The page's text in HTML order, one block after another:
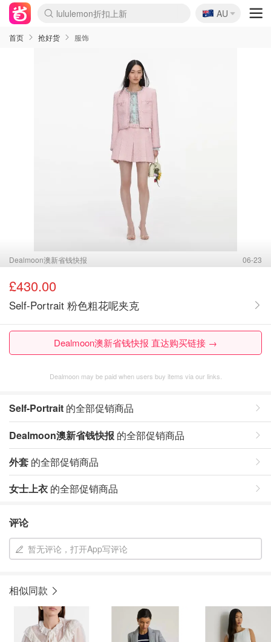
lululemon折扣上新
Sasa美妆护肤3.5折
SSENSE年中2.5折
FreshBeauty好价汇总
Cettire降价+叠9折
WWS Coles超市实拍
viagogo二手票捡漏
Myer折扣汇总
The Outnet奢牌1折起
David Jones 3折起
Flannels大牌1折
Perfumes Club护肤1折
AMIRO面罩$251
Amazon折扣汇总
eToro入金$200送$50
Amazon数码好物
ICONIC本周7.5折
ThedoubleF高奢地板价
Moose Knuckles 6折
EUFY摄像头$98
Selenichast首饰2折
Trip机票酒店促销
YSL送5件彩妆礼
Amazon家居好物
Amazon美妆护肤
雅漾大喷$8
过敏原检测盒$33
科颜氏高保湿面霜$29
SEALIFE海洋馆门票6折
丝塔芙大白罐$16
订阅Newsletter送香薰
Cult Beauty 6.8折
Harrods圣诞日历$525
LN-CC奢牌私促3折
d'Alba空姐喷雾$16
EVE LOM套装£56
Bernardelli独家4折
Adore Beauty 6折起
CT圣诞日历
Mytheresa奢品2.7折
Luxury Escapes 9折
Currentbody美容仪$881
MOON Garden Live
Roborock扫地机$649
Valentino官网5折
CR洗护套装$23
修丽可4件套$159
GANNI官网4.5折
Stylevana韩妆4折
Tessabit高奢8.5折
OGX洗发水$11
Amazon阿德莱德次日达
卡诗8.5折+赠礼
Philips Hue灯具8折
La Mer送8件礼值$529
🇦🇺
AU
首页 抢好货 服饰
Dealmoon澳新省钱快报 06-23
£430.00
Self-Portrait 粉色粗花呢夹克
Dealmoon澳新省钱快报 直达购买链接 →
Dealmoon may be paid when users buy items via our links.
Self-Portrait 的全部促销商品
Dealmoon澳新省钱快报 的全部促销商品
外套 的全部促销商品
女士上衣 的全部促销商品
评论
暂无评论，打开App写评论
相似同款